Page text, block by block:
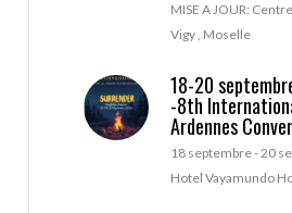
MISE A JOUR:
Vigy , Moselle
18-20
-8th
Ardennes
18 septembre-20
Hotel Vayamundo